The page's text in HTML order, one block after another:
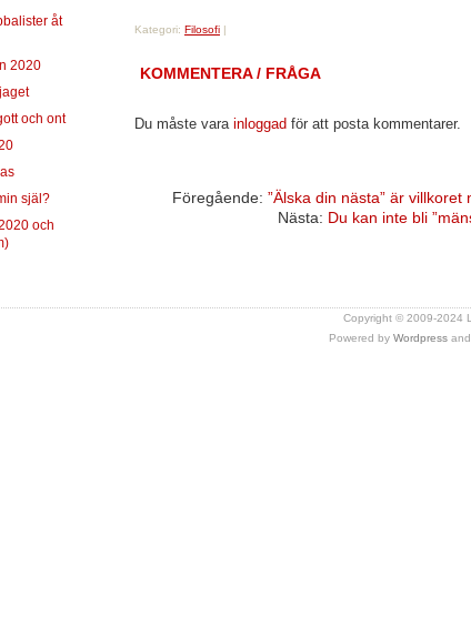
åt
2020
och ont
själ?
och
Kategori: Filosofi |
KOMMENTERA / FRÅGA
Du måste vara inloggad för att posta kommentarer.
Föregående: ”Älska din nästa” är
Nästa: Du kan inte bli
Copyright © 2009-2024
Powered by Wordpress and